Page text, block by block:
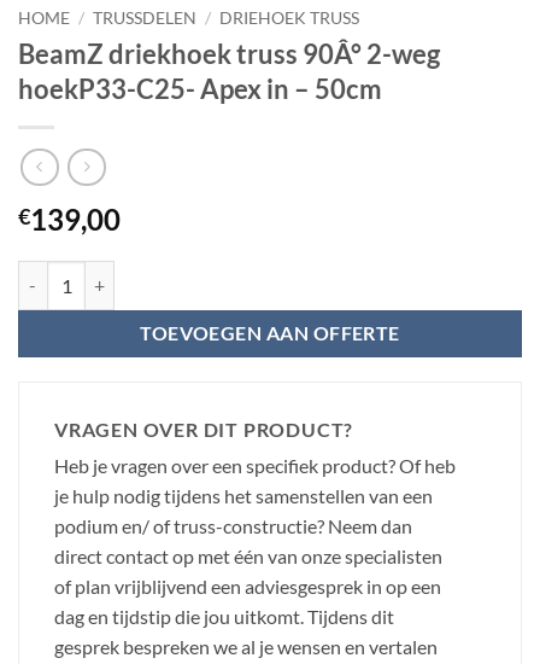
HOME / TRUSSDELEN / DRIEHOEK TRUSS
BeamZ driekhoek truss 90Â° 2-weg
hoekP33-C25- Apex in – 50cm
€139,00
TOEVOEGEN AAN OFFERTE
VRAGEN OVER DIT PRODUCT?
Heb je vragen over een specifiek product? Of heb
je hulp nodig tijdens het samenstellen van een
podium en/ of truss-constructie? Neem dan
direct contact op met één van onze specialisten
of plan vrijblijvend een adviesgesprek in op een
dag en tijdstip die jou uitkomt. Tijdens dit
gesprek bespreken we al je wensen en vertalen